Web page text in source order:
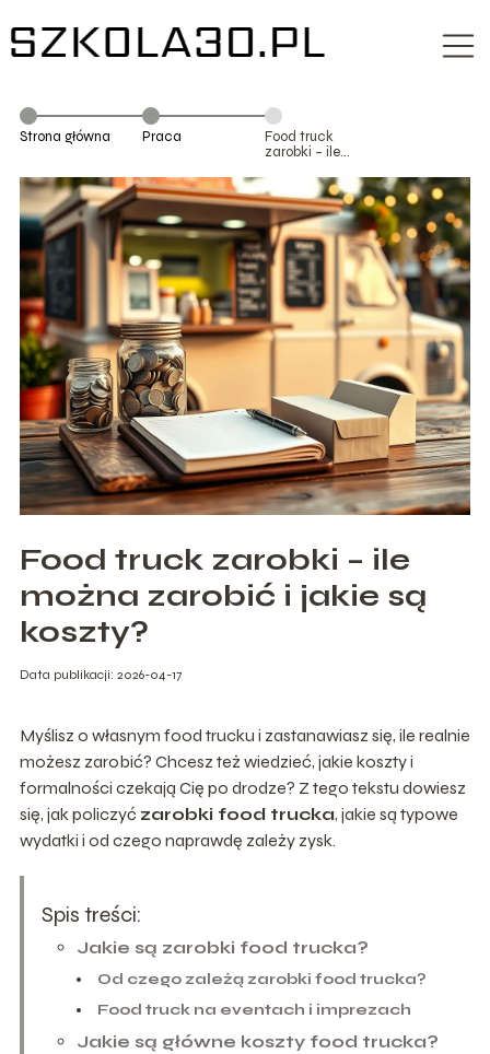
Strona główna Praca
Food truck
zarobki – ile
jakie są koszty?
Food truck zarobki – ile
można zarobić i jakie są
koszty?
Data publikacji: 2026-04-17
Myślisz o własnym food trucku i zastanawiasz się, ile realnie
możesz zarobić? Chcesz też wiedzieć, jakie koszty i
formalności czekają Cię po drodze? Z tego tekstu dowiesz
się, jak policzyć zarobki food trucka, jakie są typowe
wydatki i od czego naprawdę zależy zysk.
Spis treści:
Jakie są zarobki food trucka?
Od czego zależą zarobki food trucka?
Food truck na eventach i imprezach
Jakie są główne koszty food trucka?